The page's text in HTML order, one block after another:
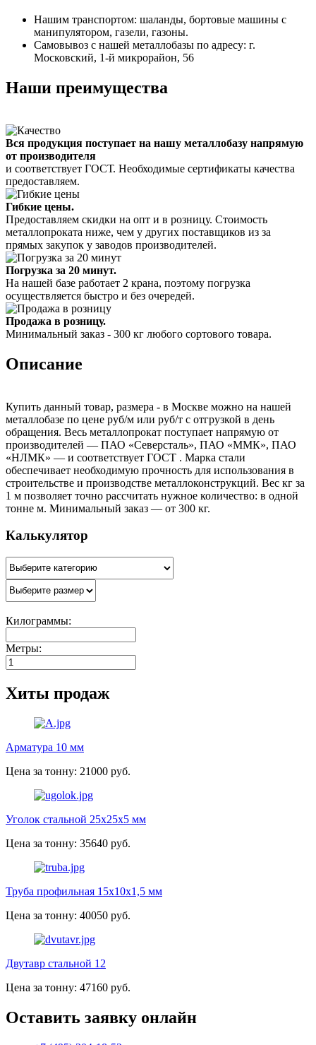
Нашим транспортом: шаланды, бортовые машины с
манипулятором, газели, газоны.
Самовывоз с нашей металлобазы по адресу: г.
Московский, 1-й микрорайон, 56
Наши преимущества
Вся продукция поступает на нашу металлобазу напрямую
от производителя
и соответствует ГОСТ. Необходимые сертификаты качества
предоставляем.
Гибкие цены.
Предоставляем скидки на опт и в розницу. Стоимость
металлопроката ниже, чем у других поставщиков из за
прямых закупок у заводов производителей.
Погрузка за 20 минут.
На нашей базе работает 2 крана, поэтому погрузка
осуществляется быстро и без очередей.
Продажа в розницу.
Минимальный заказ - 300 кг любого сортового товара.
Описание
Купить данный товар, размера - в Москве можно на нашей
металлобазе по цене руб/м или руб/т с отгрузкой в день
обращения. Весь металлопрокат поступает напрямую от
производителей — ПАО «Северсталь», ПАО «ММК», ПАО
«НЛМК» — и соответствует ГОСТ . Марка стали
обеспечивает необходимую прочность для использования в
строительстве и производстве металлоконструкций. Вес кг за
1 м позволяет точно рассчитать нужное количество: в одной
тонне м. Минимальный заказ — от 300 кг.
Калькулятор
Килограммы:
Метры:
Хиты продаж
Арматура 10 мм
Цена за тонну: 21000 руб.
Уголок стальной 25х25х5 мм
Цена за тонну: 35640 руб.
Труба профильная 15х10х1,5 мм
Цена за тонну: 40050 руб.
Двутавр стальной 12
Цена за тонну: 47160 руб.
Оставить заявку онлайн